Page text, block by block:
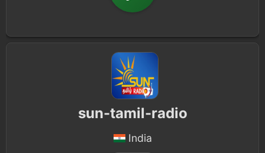
sun-tamil-radio
India